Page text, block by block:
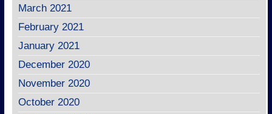
March 2021
February 2021
January 2021
December 2020
November 2020
October 2020